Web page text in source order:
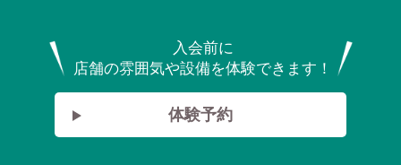
入会前に
店舗の雰囲気や設備を体験できます！
体験予約